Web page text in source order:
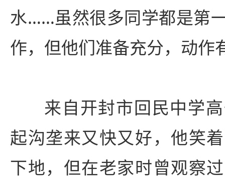
水……虽然很多同学都是第
作，但他们准备充分，动作
来自开封市回民中学
起沟垄来又快又好，他笑
下地，但在老家时曾观察